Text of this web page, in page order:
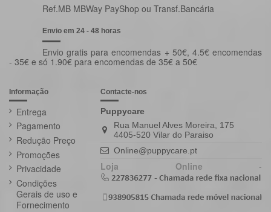
Ref.MB MBWay PayShop ou Transf.Bancária
Envio em 24 - 48 horas
Envio gratis para encomendas + 50€, 4.5€ encomendas
- 35€ e só 1.90€ para encomendas de 35€ a 50€
Informação
Entrega
Pagamento
Redução Preço
Promoções
Privacidade
Condições
Gerais de uso e
Fornecimento
Contacte-nos
Puppycare
Rua Manuel Alves Moreira, 175
4405-520 Vilar do Paraiso
Online@puppycare.pt
Loja Online -